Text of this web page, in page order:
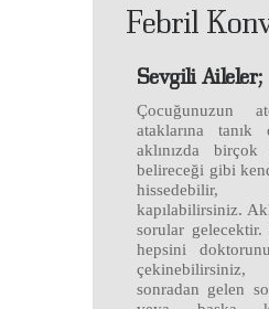
Febril
Sevgili Aileler;
Çocuğunuzun
ataklarına tanık
aklınızda
belireceği gibi
kapılabilirsiniz.
sorular gelecektir.
hepsini
sonradan gelen